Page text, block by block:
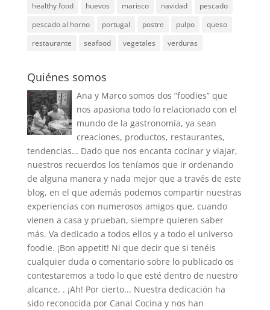
healthy food
huevos marisco navidad
pescado
pescado al horno
portugal postre pulpo
queso
restaurante
seafood vegetales verduras
Quiénes somos
Ana y Marco somos dos “foodies” que
nos apasiona todo lo relacionado con el
mundo de la gastronomía, ya sean
creaciones, productos, restaurantes,
tendencias… Dado que nos encanta cocinar y viajar,
nuestros recuerdos los teníamos que ir ordenando
de alguna manera y nada mejor que a través de este
blog, en el que además podemos compartir nuestras
experiencias con numerosos amigos que, cuando
vienen a casa y prueban, siempre quieren saber
más. Va dedicado a todos ellos y a todo el universo
foodie. ¡Bon appetit! Ni que decir que si tenéis
cualquier duda o comentario sobre lo publicado os
contestaremos a todo lo que esté dentro de nuestro
alcance. . ¡Ah! Por cierto... Nuestra dedicación ha
sido reconocida por Canal Cocina y nos han